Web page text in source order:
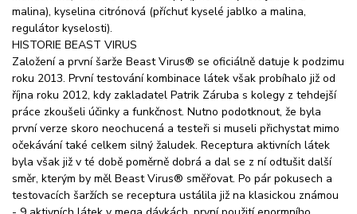
malina), kyselina citrónová (příchuť kyselé jablko a malina,
regulátor kyselosti).
HISTORIE BEAST VIRUS
Založení a první šarže Beast Virus® se oficiálně datuje k podzimu
roku 2013. První testování kombinace látek však probíhalo již od
října roku 2012, kdy zakladatel Patrik Záruba s kolegy z tehdejší
práce zkoušeli účinky a funkčnost. Nutno podotknout, že byla
první verze skoro neochucená a testeři si museli přichystat mimo
očekávání také celkem silný žaludek. Receptura aktivních látek
byla však již v té době poměrně dobrá a dal se z ní odtušit další
směr, kterým by měl Beast Virus® směřovat. Po pár pokusech a
testovacích šaržích se receptura ustálila již na klasickou známou